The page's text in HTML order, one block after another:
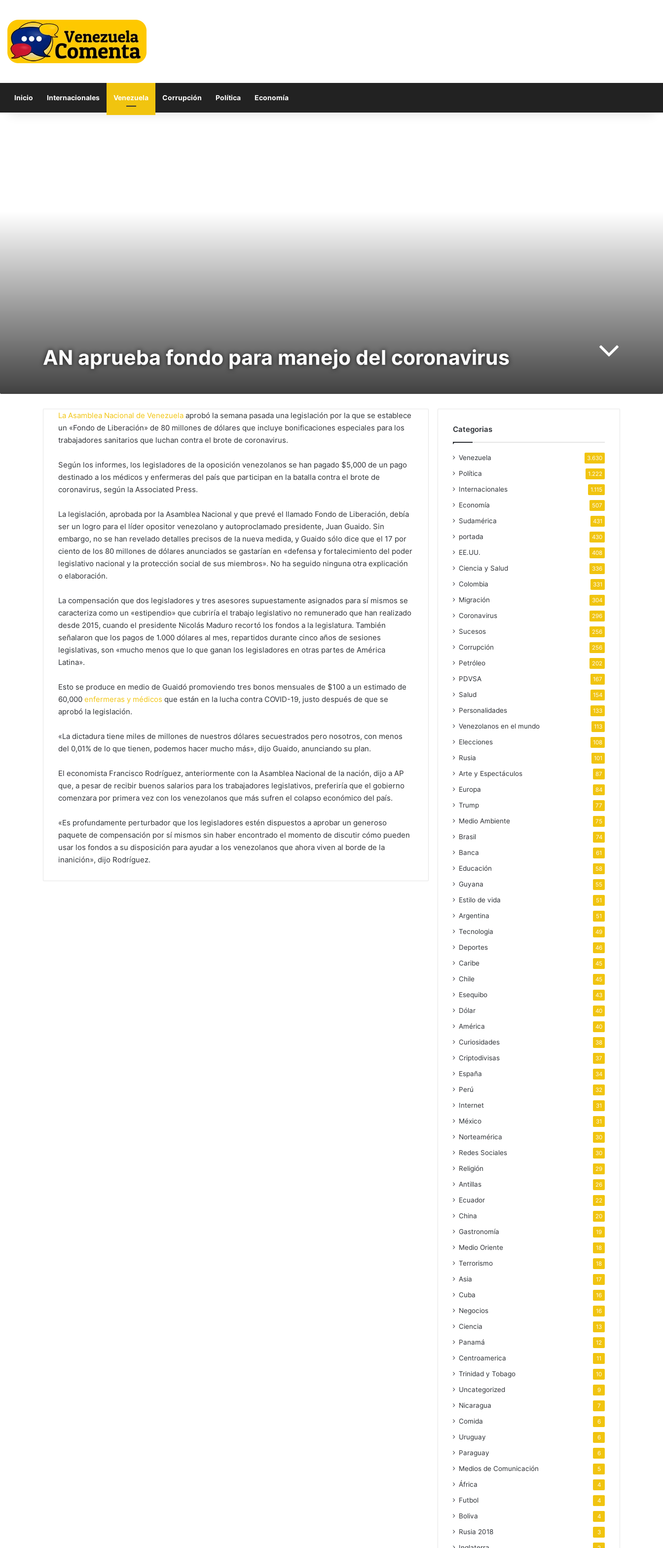
Inicio Internacionales Venezuela Corrupción Política Economía
AN aprueba fondo para manejo del coronavirus
La Asamblea Nacional de Venezuela aprobó la semana pasada una legislación por la que se establece
un «Fondo de Liberación» de 80 millones de dólares que incluye bonificaciones especiales para los
trabajadores sanitarios que luchan contra el brote de coronavirus.
Según los informes, los legisladores de la oposición venezolanos se han pagado $5,000 de un pago
destinado a los médicos y enfermeras del país que participan en la batalla contra el brote de
coronavirus, según la Associated Press.
La legislación, aprobada por la Asamblea Nacional y que prevé el llamado Fondo de Liberación, debía
ser un logro para el líder opositor venezolano y autoproclamado presidente, Juan Guaido. Sin
embargo, no se han revelado detalles precisos de la nueva medida, y Guaido sólo dice que el 17 por
ciento de los 80 millones de dólares anunciados se gastarían en «defensa y fortalecimiento del poder
legislativo nacional y la protección social de sus miembros». No ha seguido ninguna otra explicación
o elaboración.
La compensación que dos legisladores y tres asesores supuestamente asignados para sí mismos se
caracteriza como un «estipendio» que cubriría el trabajo legislativo no remunerado que han realizado
desde 2015, cuando el presidente Nicolás Maduro recortó los fondos a la legislatura. También
señalaron que los pagos de 1.000 dólares al mes, repartidos durante cinco años de sesiones
legislativas, son «mucho menos que lo que ganan los legisladores en otras partes de América
Latina».
Esto se produce en medio de Guaidó promoviendo tres bonos mensuales de $100 a un estimado de
60,000 enfermeras y médicos que están en la lucha contra COVID-19, justo después de que se
aprobó la legislación.
«La dictadura tiene miles de millones de nuestros dólares secuestrados pero nosotros, con menos
del 0,01% de lo que tienen, podemos hacer mucho más», dijo Guaido, anunciando su plan.
El economista Francisco Rodríguez, anteriormente con la Asamblea Nacional de la nación, dijo a AP
que, a pesar de recibir buenos salarios para los trabajadores legislativos, preferiría que el gobierno
comenzara por primera vez con los venezolanos que más sufren el colapso económico del país.
«Es profundamente perturbador que los legisladores estén dispuestos a aprobar un generoso
paquete de compensación por sí mismos sin haber encontrado el momento de discutir cómo pueden
usar los fondos a su disposición para ayudar a los venezolanos que ahora viven al borde de la
inanición», dijo Rodríguez.
Categorias
Venezuela 3.630
Política 1.222
Internacionales 1.115
Economía 507
Sudamérica 431
portada 430
EE.UU. 408
Ciencia y Salud 336
Colombia 331
Migración 304
Coronavirus 296
Sucesos 256
Corrupción 256
Petróleo 202
PDVSA 167
Salud 154
Personalidades 133
Venezolanos en el mundo 113
Elecciones 108
Rusia 101
Arte y Espectáculos 87
Europa 84
Trump 77
Medio Ambiente 75
Brasil 74
Banca 61
Educación 58
Guyana 55
Estilo de vida 51
Argentina 51
Tecnologia 49
Deportes 46
Caribe 45
Chile 45
Esequibo 43
Dólar 40
América 40
Curiosidades 38
Criptodivisas 37
España 34
Perú 32
Internet 31
México 31
Norteamérica 30
Redes Sociales 30
Religión 29
Antillas 26
Ecuador 22
China 20
Gastronomía 19
Medio Oriente 18
Terrorismo 18
Asia 17
Cuba 16
Negocios 16
Ciencia 13
Panamá 12
Centroamerica 11
Trinidad y Tobago 10
Uncategorized 9
Nicaragua 7
Comida 6
Uruguay 6
Paraguay 6
Medios de Comunicación 5
África 4
Futbol 4
Boliva 4
Rusia 2018 3